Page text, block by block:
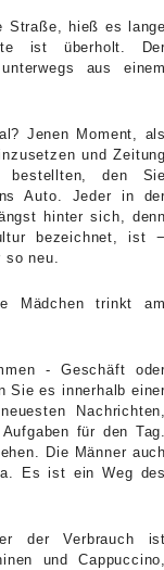
Straße, hieß es
ist überholt.
aus
Jenen Moment,
und
den
Auto. Jeder in
hinter sich,
bezeichnet, ist
so neu.
Mädchen trinkt
- Geschäft
Sie es innerhalb
für den
Die Männer
Es ist ein Weg
der Verbrauch
und